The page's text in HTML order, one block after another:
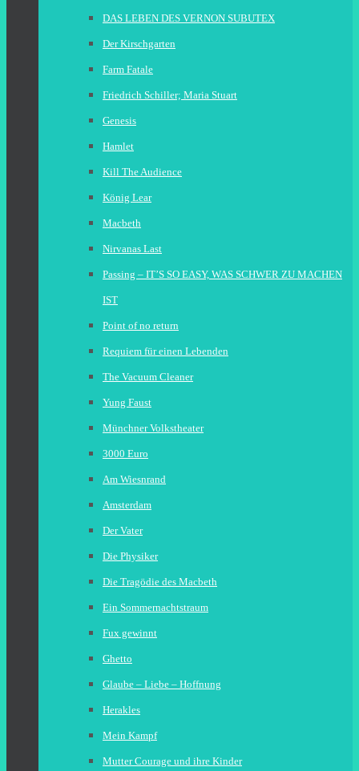
DAS LEBEN DES VERNON SUBUTEX
Der Kirschgarten
Farm Fatale
Friedrich Schiller; Maria Stuart
Genesis
Hamlet
Kill The Audience
König Lear
Macbeth
Nirvanas Last
Passing – IT’S SO EASY, WAS SCHWER ZU MACHEN
IST
Point of no return
Requiem für einen Lebenden
The Vacuum Cleaner
Yung Faust
Münchner Volkstheater
3000 Euro
Am Wiesnrand
Amsterdam
Der Vater
Die Physiker
Die Tragödie des Macbeth
Ein Sommernachtstraum
Fux gewinnt
Ghetto
Glaube – Liebe – Hoffnung
Herakles
Mein Kampf
Mutter Courage und ihre Kinder